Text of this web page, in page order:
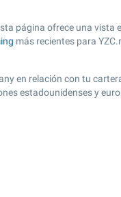
página ofrece una vista
más recientes para
en relación con tu
estadounidenses y